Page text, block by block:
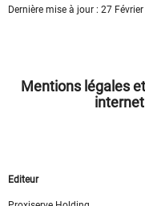
Dernière mise à jour : 27
Mentions légales
internet
Editeur